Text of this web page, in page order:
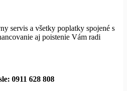
servis a všetky poplatky spojené s
aj poistenie Vám radi
0911 628 808